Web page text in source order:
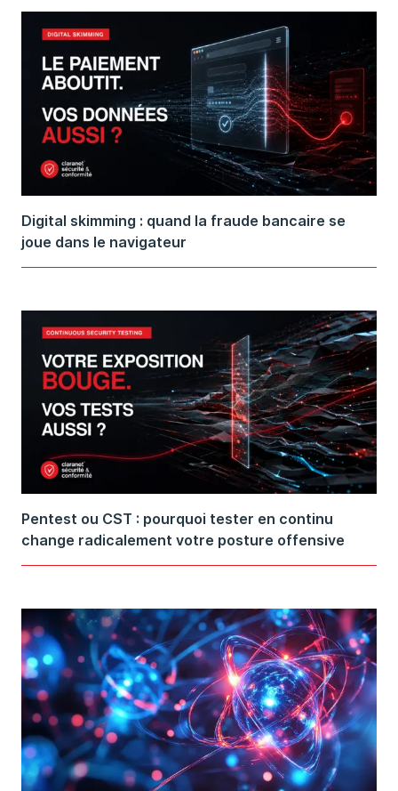
Digital skimming : quand la fraude bancaire se
joue dans le navigateur
Pentest ou CST : pourquoi tester en continu
change radicalement votre posture offensive